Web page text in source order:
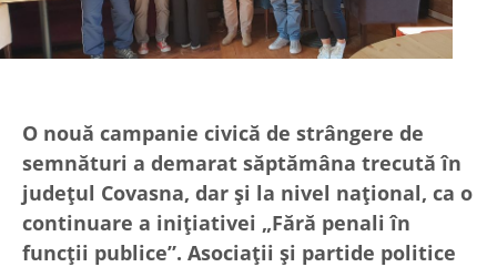
O nouă campanie civică de strângere de
semnături a demarat săptămâna trecută în
județul Covasna, dar și la nivel național, ca o
continuare a inițiativei „Fără penali în
funcții publice”. Asociații și partide politice